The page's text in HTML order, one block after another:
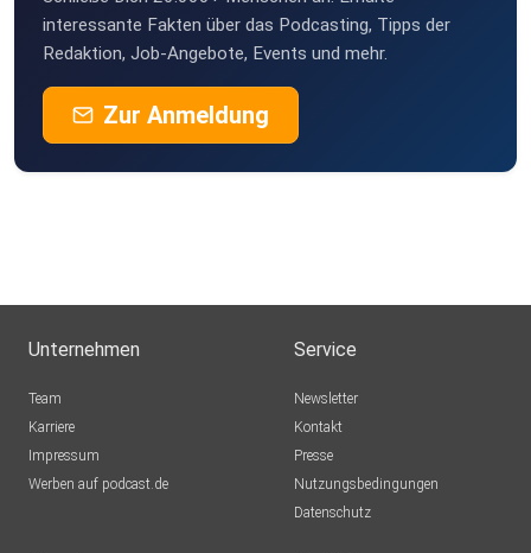
interessante Fakten über das Podcasting, Tipps der
Redaktion, Job-Angebote, Events und mehr.
Zur Anmeldung
Unternehmen
Team
Karriere
Impressum
Werben auf podcast.de
Service
Newsletter
Kontakt
Presse
Nutzungsbedingungen
Datenschutz